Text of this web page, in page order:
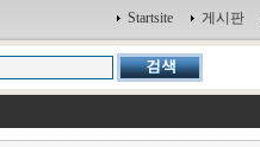
Startsite 게시판